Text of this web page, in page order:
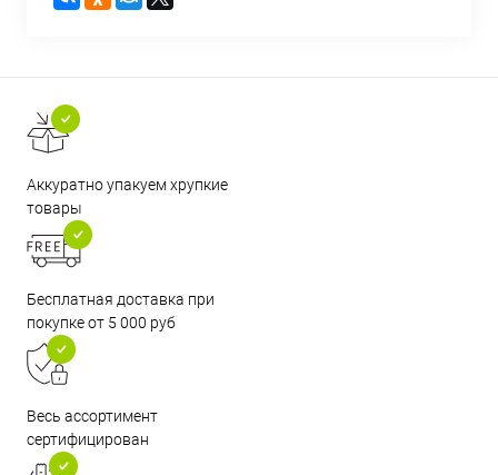
Аккуратно упакуем хрупкие
товары
Бесплатная доставка при
покупке от 5 000 руб
Весь ассортимент
сертифицирован